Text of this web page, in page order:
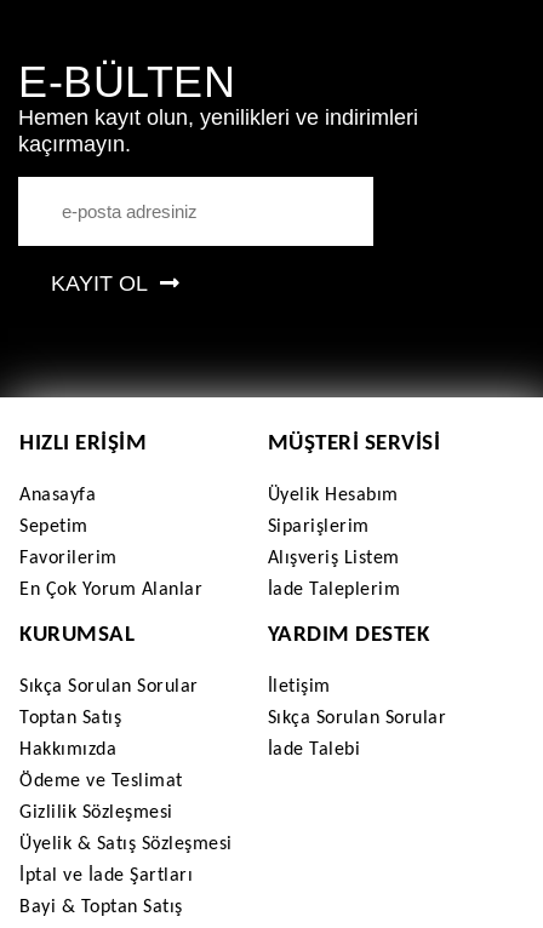
E-BÜLTEN
Hemen kayıt olun, yenilikleri ve indirimleri
kaçırmayın.
KAYIT OL
HIZLI ERIŞIM
Anasayfa
Sepetim
Favorilerim
En Çok Yorum Alanlar
MÜŞTERI SERVISI
Üyelik Hesabım
Siparişlerim
Alışveriş Listem
İade Taleplerim
KURUMSAL
Sıkça Sorulan Sorular
Toptan Satış
Hakkımızda
Ödeme ve Teslimat
Gizlilik Sözleşmesi
Üyelik & Satış Sözleşmesi
İptal ve İade Şartları
Bayi & Toptan Satış
YARDIM DESTEK
İletişim
Sıkça Sorulan Sorular
İade Talebi